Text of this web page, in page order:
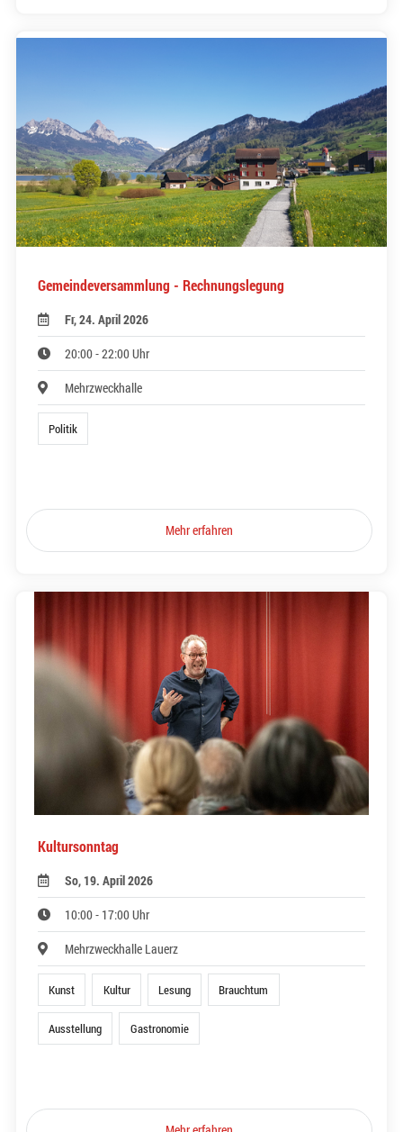
Gemeindeversammlung - Rechnungslegung
Fr, 24. April 2026
20:00 - 22:00 Uhr
Mehrzweckhalle
Politik
Mehr erfahren
Kultursonntag
So, 19. April 2026
10:00 - 17:00 Uhr
Mehrzweckhalle Lauerz
Kunst Kultur Lesung Brauchtum
Ausstellung Gastronomie